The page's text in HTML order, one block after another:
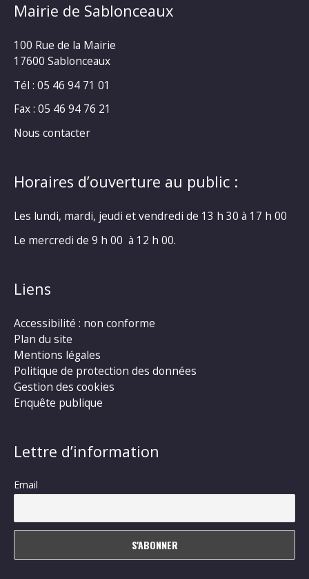
Mairie de Sablonceaux
100 Rue de la Mairie
17600 Sablonceaux
Tél : 05 46 94 71 01
Fax : 05 46 94 76 21
Nous contacter
Horaires d’ouverture au public :
Les lundi, mardi, jeudi et vendredi de 13 h 30 à 17 h 00
Le mercredi de 9 h 00 à 12 h 00.
Liens
Accessibilité : non conforme
Plan du site
Mentions légales
Politique de protection des données
Gestion des cookies
Enquête publique
Lettre d’information
Email